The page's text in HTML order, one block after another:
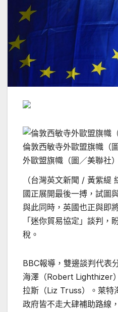
倫敦西敏寺外歐盟旗幟（
外歐盟旗幟（圖／美聯社）
（台灣英文新聞 / 黃紫緹
國正展開最後一搏，試圖
與此同時，英國也正與即
「迷你貿易協定」談判，
稅。
BBC報導，雙邊談判代表
海澤（Robert Lighthizer
拉斯（Liz Truss）。萊特
政府皆不走大肆補助路線